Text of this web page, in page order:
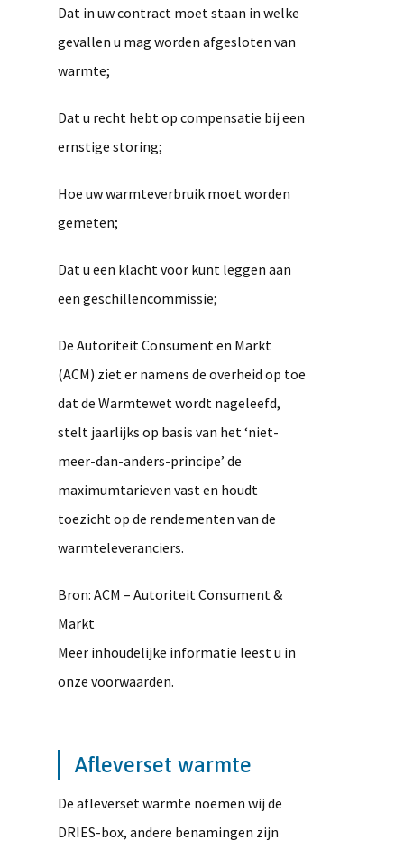
Dat in uw contract moet staan in welke
gevallen u mag worden afgesloten van
warmte;
Dat u recht hebt op compensatie bij een
ernstige storing;
Hoe uw warmteverbruik moet worden
gemeten;
Dat u een klacht voor kunt leggen aan
een geschillencommissie;
De Autoriteit Consument en Markt
(ACM) ziet er namens de overheid op toe
dat de Warmtewet wordt nageleefd,
stelt jaarlijks op basis van het ‘niet-
meer-dan-anders-principe’ de
maximumtarieven vast en houdt
toezicht op de rendementen van de
warmteleveranciers.
Bron: ACM – Autoriteit Consument &
Markt
Meer inhoudelijke informatie leest u in
onze voorwaarden.
Afleverset warmte
De afleverset warmte noemen wij de
DRIES-box, andere benamingen zijn